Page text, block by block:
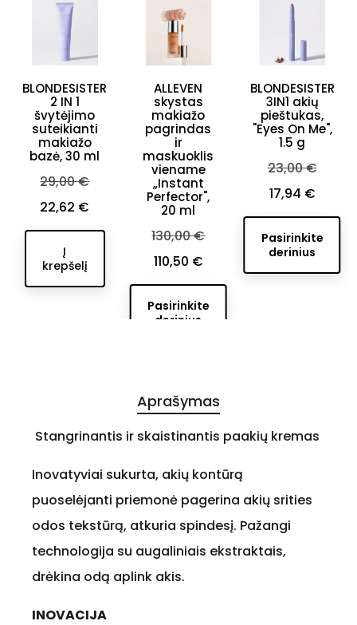
BLONDESISTER
2 IN 1
švytėjimo
suteikianti
makiažo
bazė, 30 ml
Bazinė
kaina
29,00 €
Kaina
22,62 €
Į
krepšelį
ALLEVEN
skystas
makiažo
pagrindas
ir
maskuoklis
viename
„Instant
Perfector",
20 ml
Bazinė
kaina
130,00 €
Kaina
110,50 €
Pasirinkite
derinius
BLONDESISTER
3IN1 akių
pieštukas,
"Eyes On Me",
1.5 g
Bazinė
kaina
23,00 €
Kaina
17,94 €
Pasirinkite
derinius
Aprašymas
Stangrinantis ir skaistinantis paakių kremas
Inovatyviai sukurta, akių kontūrą
puoselėjanti priemonė pagerina akių srities
odos tekstūrą, atkuria spindesį. Pažangi
technologija su augaliniais ekstraktais,
drėkina odą aplink akis.
INOVACIJA